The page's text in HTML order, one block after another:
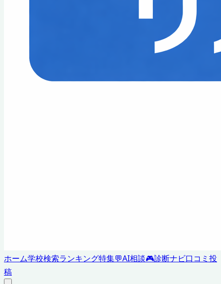
ホーム学校検索ランキング特集💬AI相談🎮診断ナビ口コミ投
稿